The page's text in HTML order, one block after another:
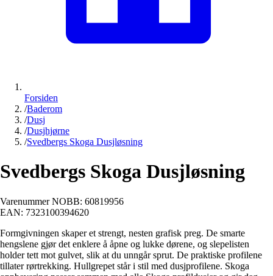
Forsiden
/Baderom
/Dusj
/Dusjhjørne
/Svedbergs Skoga Dusjløsning
Svedbergs Skoga Dusjløsning
Varenummer NOBB: 60819956
EAN: 7323100394620
Formgivningen skaper et strengt, nesten grafisk preg. De smarte
hengslene gjør det enklere å åpne og lukke dørene, og slepelisten
holder tett mot gulvet, slik at du unngår sprut. De praktiske profilene
tillater rørtrekking. Hullgrepet står i stil med dusjprofilene. Skoga